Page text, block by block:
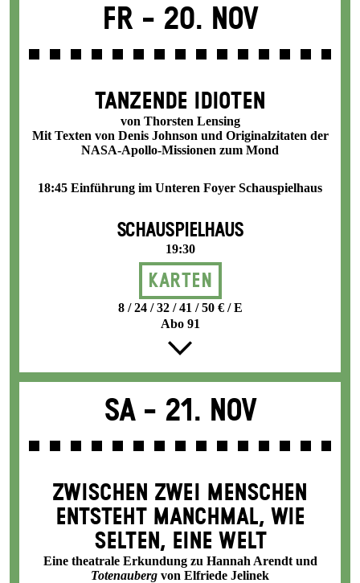
Fr - 20. Nov
TANZENDE IDIOTEN
von Thorsten Lensing
Mit Texten von Denis Johnson und Originalzitaten der
NASA-Apollo-Missionen zum Mond
18:45 Einführung im Unteren Foyer Schauspielhaus
SCHAUSPIELHAUS
19:30
Karten
8 / 24 / 32 / 41 / 50 € / E
Abo 91
Sa - 21. Nov
ZWISCHEN ZWEI MENSCHEN
ENT­STEHT MANCH­MAL, WIE
SELTEN, EINE WELT
Eine theatrale Erkundung zu Hannah Arendt und
Totenauberg von Elfriede Jelinek